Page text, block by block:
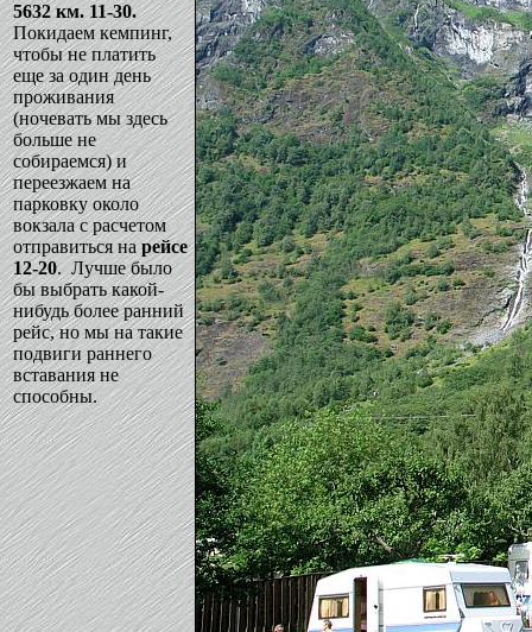
5632 км. 11-30.
Покидаем кемпинг,
чтобы не платить
еще за один день
проживания
(ночевать мы здесь
больше не
собираемся) и
переезжаем на
парковку около
вокзала с расчетом
отправиться нарейсе
12-20. Лучше было
бы выбрать какой-
нибудь более ранний
рейс, но мы на такие
подвиги раннего
вставания не
способны.